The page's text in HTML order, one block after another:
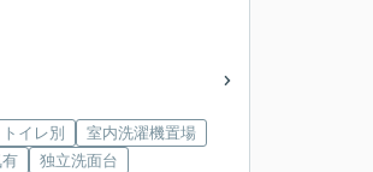
イレ別
室内洗濯機置場
有 独立洗面台